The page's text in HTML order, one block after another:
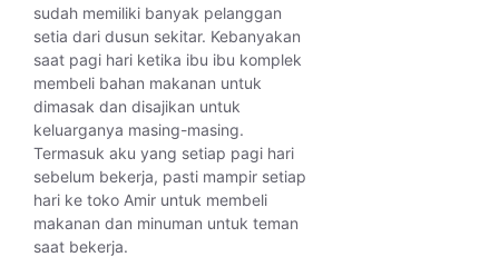
sudah memiliki banyak pelanggan
setia dari dusun sekitar. Kebanyakan
saat pagi hari ketika ibu ibu komplek
membeli bahan makanan untuk
dimasak dan disajikan untuk
keluarganya masing-masing.
Termasuk aku yang setiap pagi hari
sebelum bekerja, pasti mampir setiap
hari ke toko Amir untuk membeli
makanan dan minuman untuk teman
saat bekerja.